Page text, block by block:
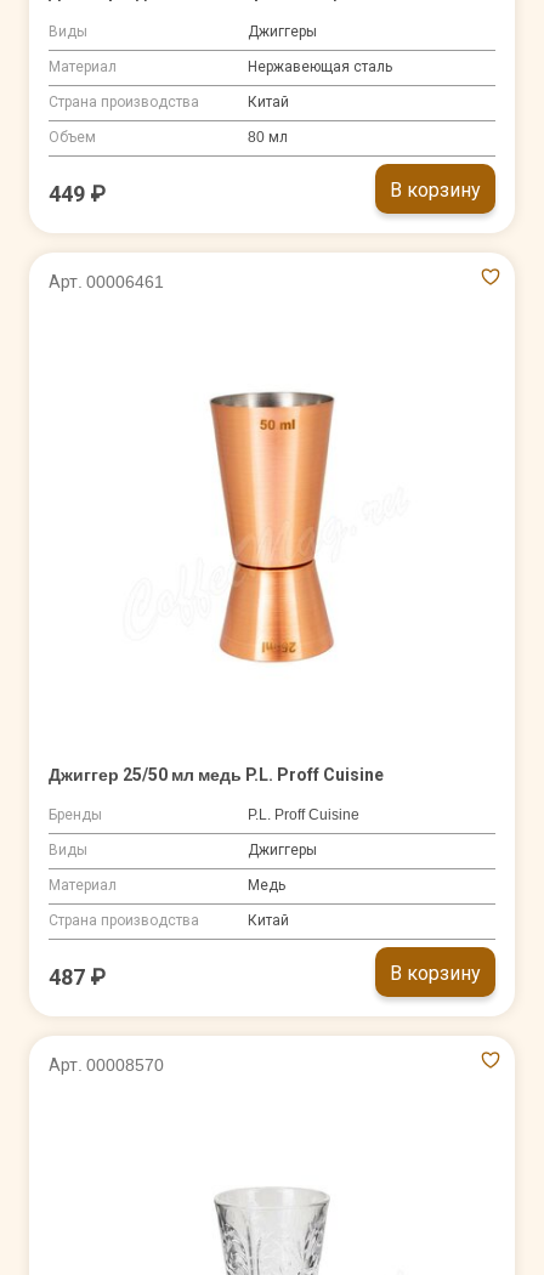
Виды Джиггеры
Материал Нержавеющая сталь
Страна производства Китай
Объем 80 мл
449 ₽ В корзину
Арт. 00006461
Джиггер 25/50 мл медь P.L. Proff Cuisine
Бренды P.L. Proff Cuisine
Виды Джиггеры
Материал Медь
Страна производства Китай
487 ₽ В корзину
Арт. 00008570